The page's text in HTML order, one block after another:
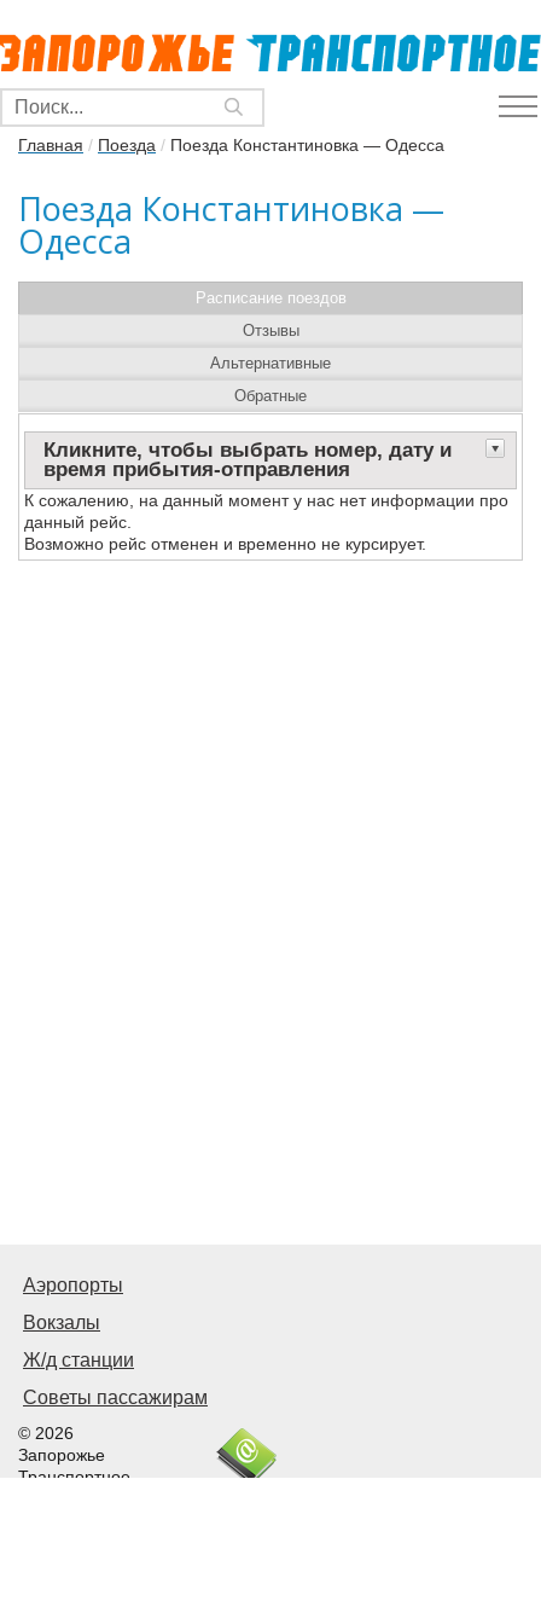
Главная / Поезда / Поезда Константиновка — Одесса
Поезда Константиновка —
Одесса
Расписание поездов
Кликните, чтобы выбрать номер, дату и
время прибытия-отправления
К сожалению, на данный момент у нас нет информации про
данный рейс.
Возможно рейс отменен и временно не курсирует.
Отзывы
Альтернативные
Обратные
Аэропорты
Вокзалы
Ж/д станции
Советы пассажирам
© 2026
Запорожье
Транспортное
Связаться с нами